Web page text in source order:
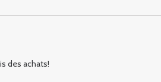
des achats!